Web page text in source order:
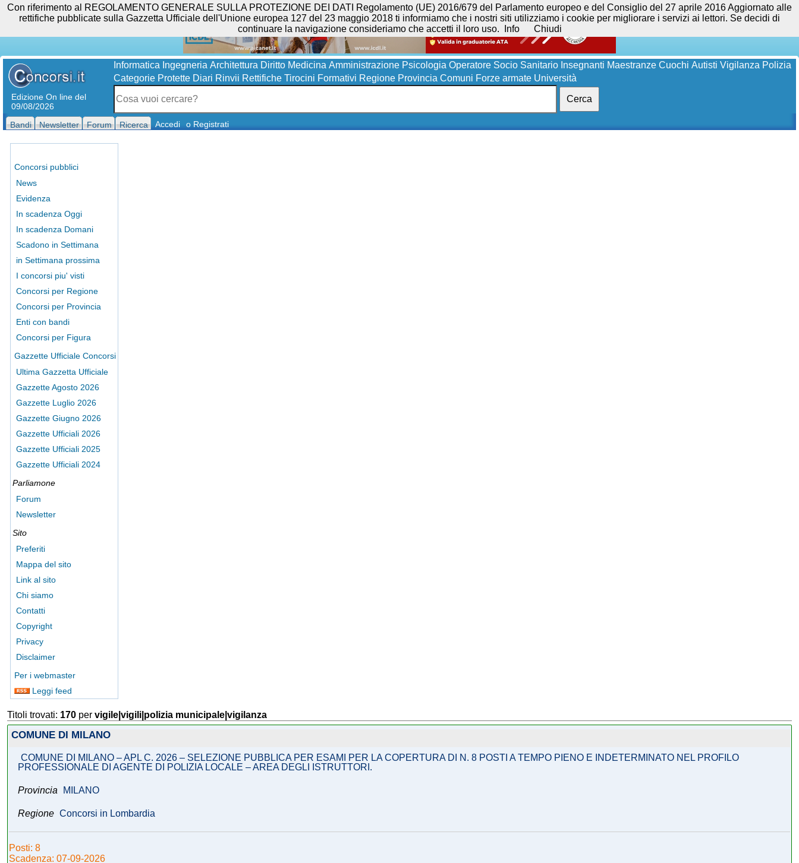
Edizione On line del
09/08/2026
Informatica Ingegneria Architettura Diritto Medicina Amministrazione Psicologia Operatore Socio Sanitario Insegnanti Maestranze Cuochi Autisti Vigilanza Polizia
Categorie Protette Diari Rinvii Rettifiche Tirocini Formativi Regione Provincia Comuni Forze armate Università
Cerca
Bandi Newsletter Forum Ricerca Accedi o Registrati
Concorsi pubblici
News
Evidenza
In scadenza Oggi
In scadenza Domani
Scadono in Settimana
in Settimana prossima
I concorsi piu' visti
Concorsi per Regione
Concorsi per Provincia
Enti con bandi
Concorsi per Figura
Gazzette Ufficiale Concorsi
Ultima Gazzetta Ufficiale
Gazzette Agosto 2026
Gazzette Luglio 2026
Gazzette Giugno 2026
Gazzette Ufficiali 2026
Gazzette Ufficiali 2025
Gazzette Ufficiali 2024
Parliamone
Forum
Newsletter
Sito
Preferiti
Mappa del sito
Link al sito
Chi siamo
Contatti
Copyright
Privacy
Disclaimer
Per i webmaster
Leggi feed
Titoli trovati: 170 per vigile|vigili|polizia municipale|vigilanza
COMUNE DI MILANO
COMUNE DI MILANO – APL C. 2026 – SELEZIONE PUBBLICA PER ESAMI PER LA COPERTURA DI N. 8 POSTI A TEMPO PIENO E INDETERMINATO NEL PROFILO
PROFESSIONALE DI AGENTE DI POLIZIA LOCALE – AREA DEGLI ISTRUTTORI.
Provincia MILANO
Regione Concorsi in Lombardia
Posti: 8
Scadenza: 07-09-2026
Con riferimento al REGOLAMENTO GENERALE SULLA PROTEZIONE DEI DATI Regolamento (UE) 2016/679 del Parlamento europeo e del Consiglio del 27 aprile 2016 Aggiornato alle
rettifiche pubblicate sulla Gazzetta Ufficiale dell'Unione europea 127 del 23 maggio 2018 ti informiamo che i nostri siti utilizziamo i cookie per migliorare i servizi ai lettori. Se decidi di
continuare la navigazione consideriamo che accetti il loro uso.
Info Chiudi